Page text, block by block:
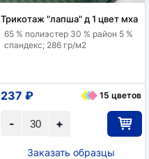
Трикотаж "лапша" д 1 цвет мха
65 % полиэстер 30 % район 5 %
спандекс; 286 гр/м2
+
-
237 ₽ 15 цветов
Заказать образцы